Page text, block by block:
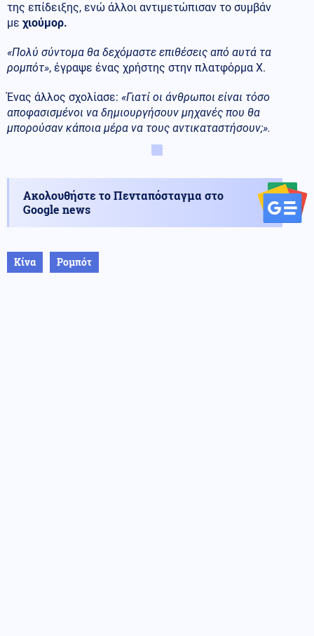
της επίδειξης, ενώ άλλοι αντιμετώπισαν το συμβάν
με χιούμορ.
«Πολύ σύντομα θα δεχόμαστε επιθέσεις από αυτά τα
ρομπότ», έγραψε ένας χρήστης στην πλατφόρμα Χ.
Ένας άλλος σχολίασε: «Γιατί οι άνθρωποι είναι τόσο
αποφασισμένοι να δημιουργήσουν μηχανές που θα
μπορούσαν κάποια μέρα να τους αντικαταστήσουν;».
Ακολουθήστε το Πενταπόσταγμα στο
Google news
Κίνα Ρομπότ